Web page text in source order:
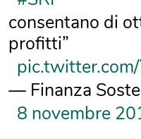
consentano di
profitti”
— Finanza
8 novembre